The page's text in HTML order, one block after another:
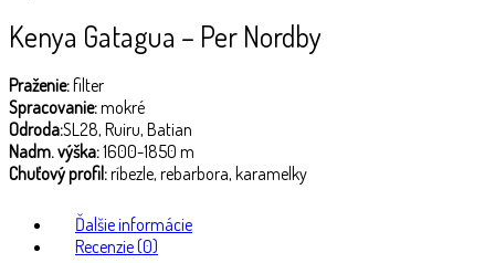
Kenya Gatagua – Per Nordby
Praženie:filter
Spracovanie:mokré
Odroda:SL28, Ruiru, Batian
Nadm. výška:1600-1850 m
Chuťový profil:ríbezle, rebarbora, karamelky
Ďalšie informácie
Recenzie (0)